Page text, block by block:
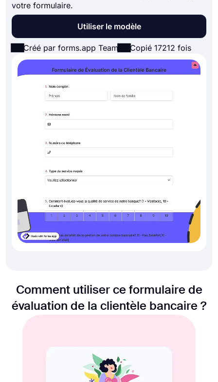
votre formulaire.
Utiliser le modèle
Créé par forms.app Team Copié 17212 fois
Comment utiliser ce formulaire de
évaluation de la clientèle bancaire ?